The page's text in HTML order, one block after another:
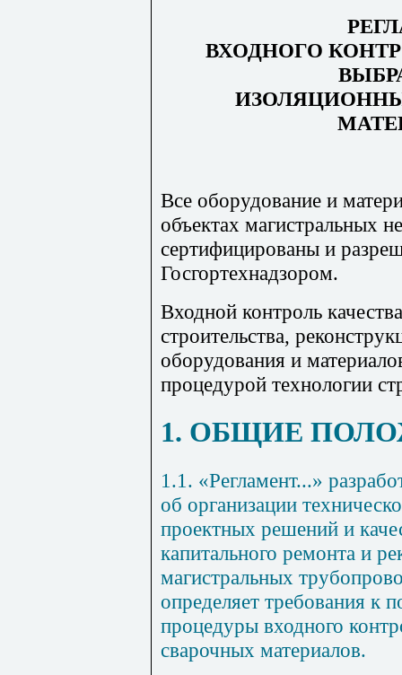
ВХОДНОГО
Все оборудование и
объектах магистральных
сертифицированы и
Госгортехнадзором.
Входной контроль
строительства,
оборудования и
процедурой технологии
1. ОБЩИЕ
1.1. «Регламент...»
об организации
проектных решений и
капитального ремонта и
магистральных
определяет требования к
процедуры входного
сварочных материалов.